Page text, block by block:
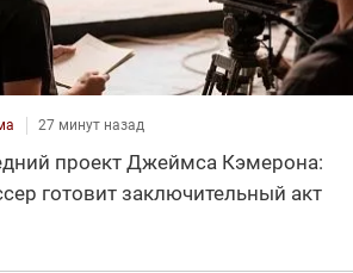
27 минут назад
проект Джеймса Кэмерона:
готовит заключительный акт